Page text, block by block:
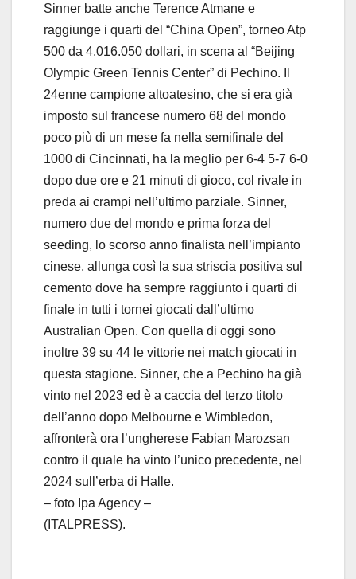
Sinner batte anche Terence Atmane e
raggiunge i quarti del “China Open”, torneo Atp
500 da 4.016.050 dollari, in scena al “Beijing
Olympic Green Tennis Center” di Pechino. Il
24enne campione altoatesino, che si era già
imposto sul francese numero 68 del mondo
poco più di un mese fa nella semifinale del
1000 di Cincinnati, ha la meglio per 6-4 5-7 6-0
dopo due ore e 21 minuti di gioco, col rivale in
preda ai crampi nell’ultimo parziale. Sinner,
numero due del mondo e prima forza del
seeding, lo scorso anno finalista nell’impianto
cinese, allunga così la sua striscia positiva sul
cemento dove ha sempre raggiunto i quarti di
finale in tutti i tornei giocati dall’ultimo
Australian Open. Con quella di oggi sono
inoltre 39 su 44 le vittorie nei match giocati in
questa stagione. Sinner, che a Pechino ha già
vinto nel 2023 ed è a caccia del terzo titolo
dell’anno dopo Melbourne e Wimbledon,
affronterà ora l’ungherese Fabian Marozsan
contro il quale ha vinto l’unico precedente, nel
2024 sull’erba di Halle.
– foto Ipa Agency –
(ITALPRESS).